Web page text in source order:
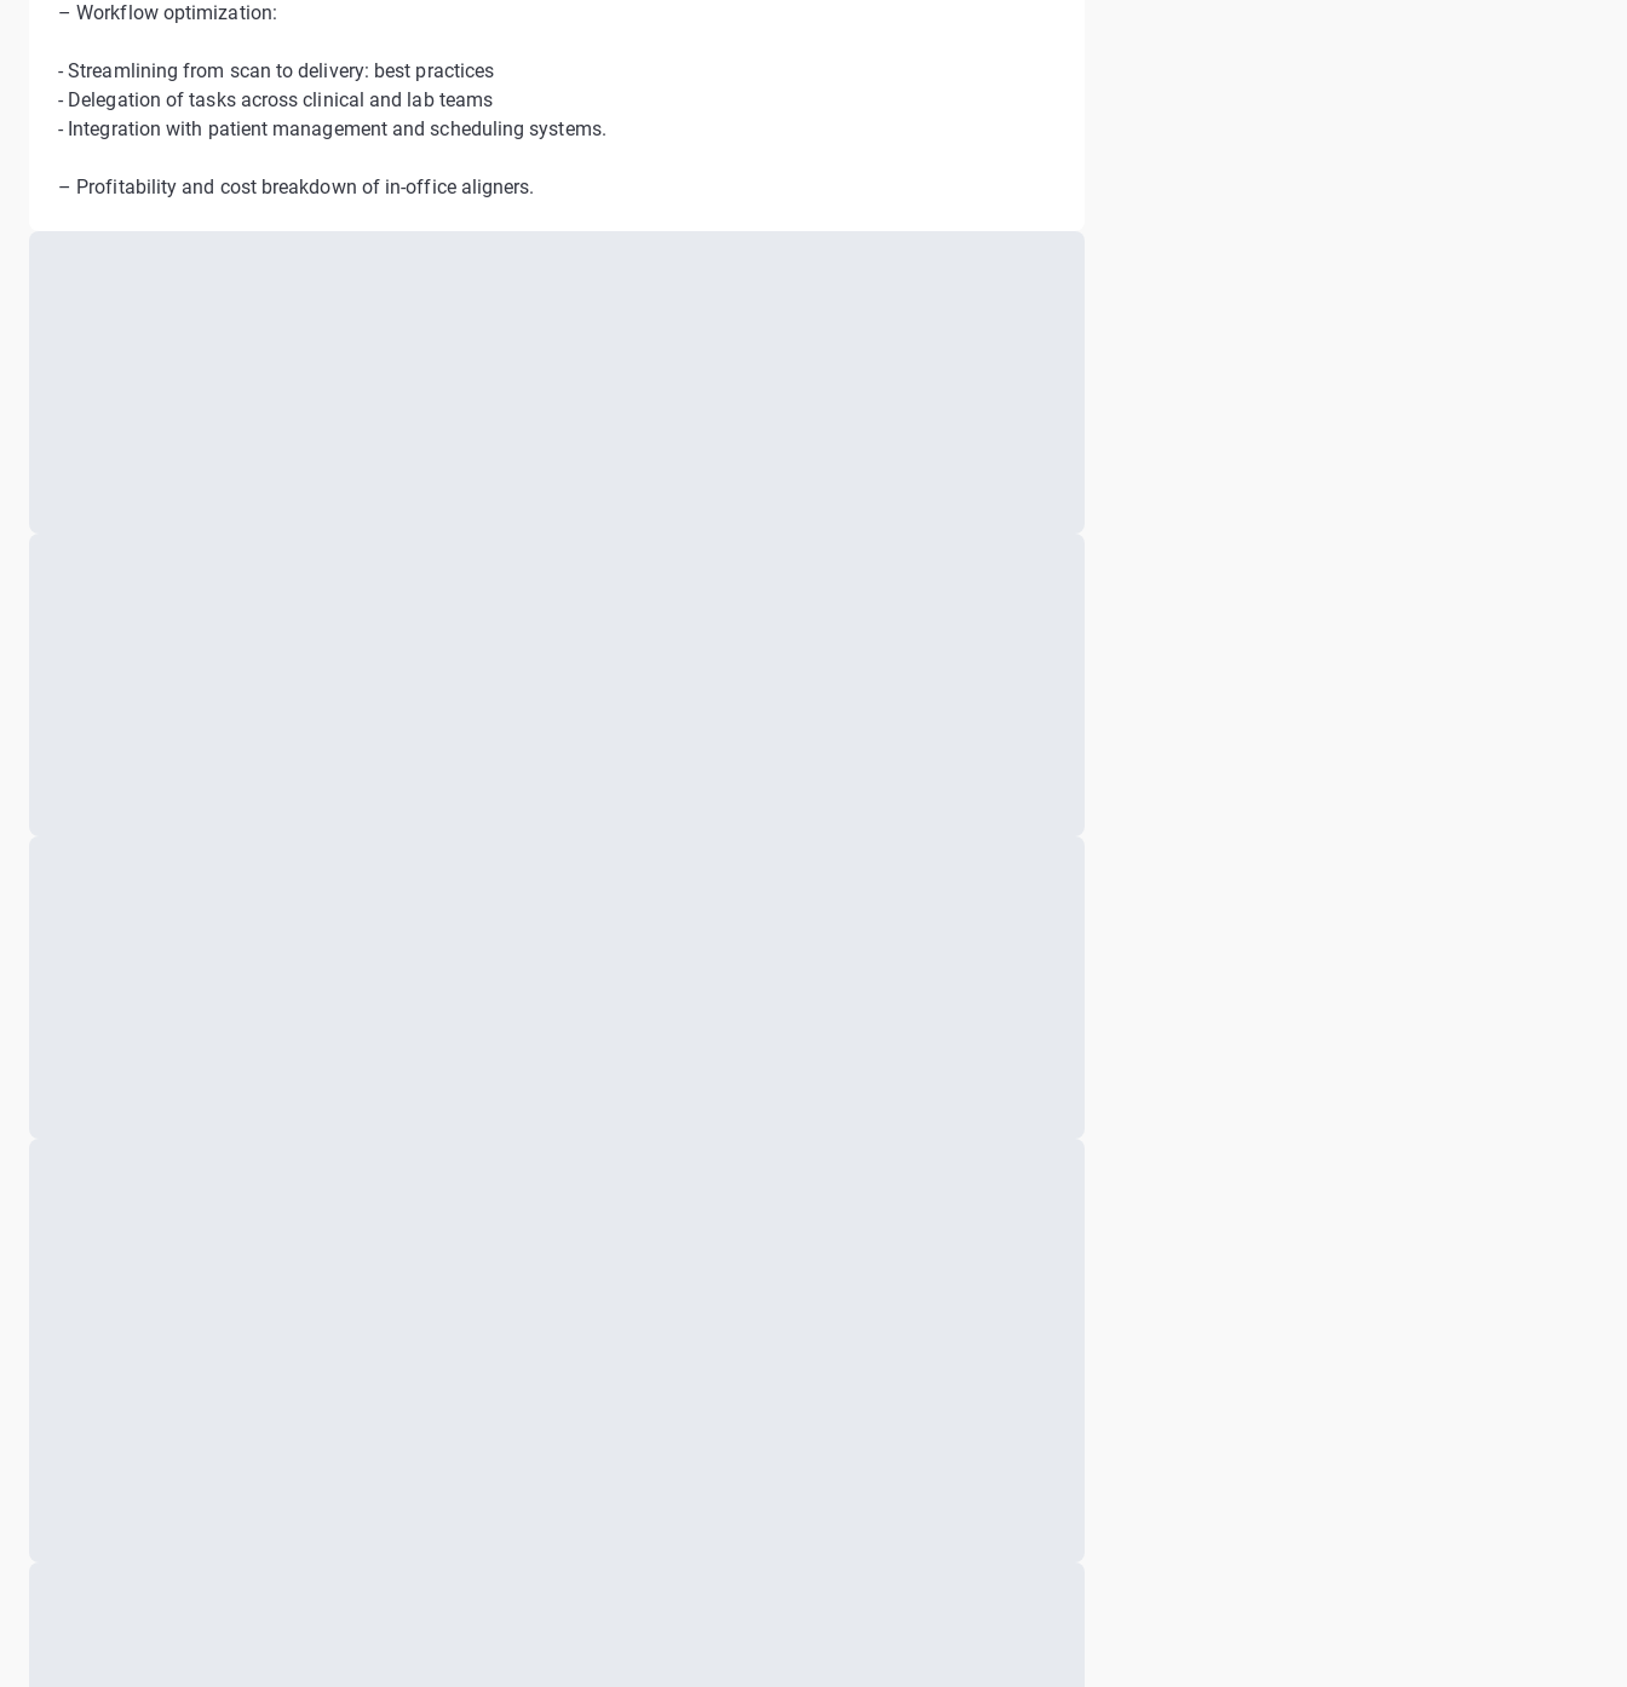
– Workflow optimization:
- Streamlining from scan to delivery: best practices
- Delegation of tasks across clinical and lab teams
- Integration with patient management and scheduling systems.
– Profitability and cost breakdown of in-office aligners.